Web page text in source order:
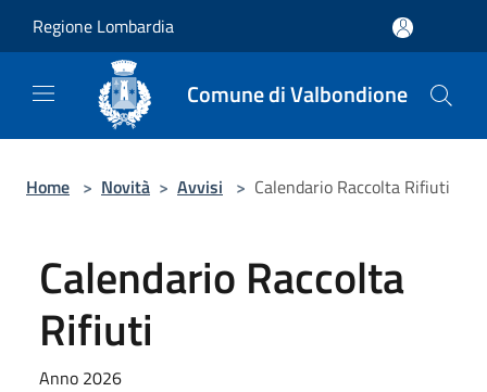
Regione Lombardia
Comune di Valbondione
Home > Novità > Avvisi > Calendario Raccolta Rifiuti
Calendario Raccolta
Rifiuti
Anno 2026